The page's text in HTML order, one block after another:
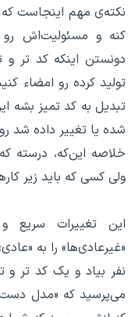
نکته‌ی مهم اینجاست که
کنه و مسئولیت‌اش رو
دونستن اینکه کد تر و
تولید کرده رو امضاء
تبدیل به کد تمیز بشه
شده یا تغییر داده شد
خلاصه این‌که، درسته
ولی کسی که باید زیر
این تغییرات سریع
«غیرعادی‌ها» را به
نفر بیاد و یک کد تر و
می‌پرسید که «مدل